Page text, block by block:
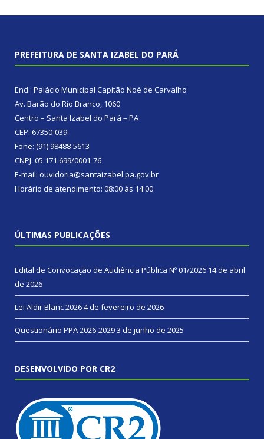
PREFEITURA DE SANTA IZABEL DO PARÁ
End.: Palácio Municipal Capitão Noé de Carvalho
Av. Barão do Rio Branco, 1060
Centro – Santa Izabel do Pará – PA
CEP: 67350-039
Fone: (91) 98488-5613
CNPJ: 05.171.699/0001-76
E-mail: ouvidoria@santaizabel.pa.gov.br
Horário de atendimento: 08:00 às 14:00
ÚLTIMAS PUBLICAÇÕES
Edital de Convocação de Audiência Pública Nº 01/2026 14 de abril
de 2026
Lei Aldir Blanc 20264 de fevereiro de 2026
Questionário PPA 2026-20293 de junho de 2025
DESENVOLVIDO POR CR2